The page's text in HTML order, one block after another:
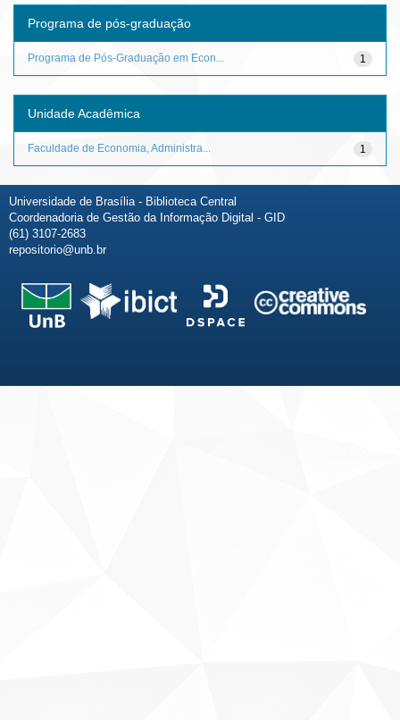
Programa de pós-graduação
1
Programa de Pós-Graduação em Econ...
Unidade Acadêmica
1
Faculdade de Economia, Administra...
Universidade de Brasília - Biblioteca Central
Coordenadoria de Gestão da Informação Digital - GID
(61) 3107-2683
repositorio@unb.br